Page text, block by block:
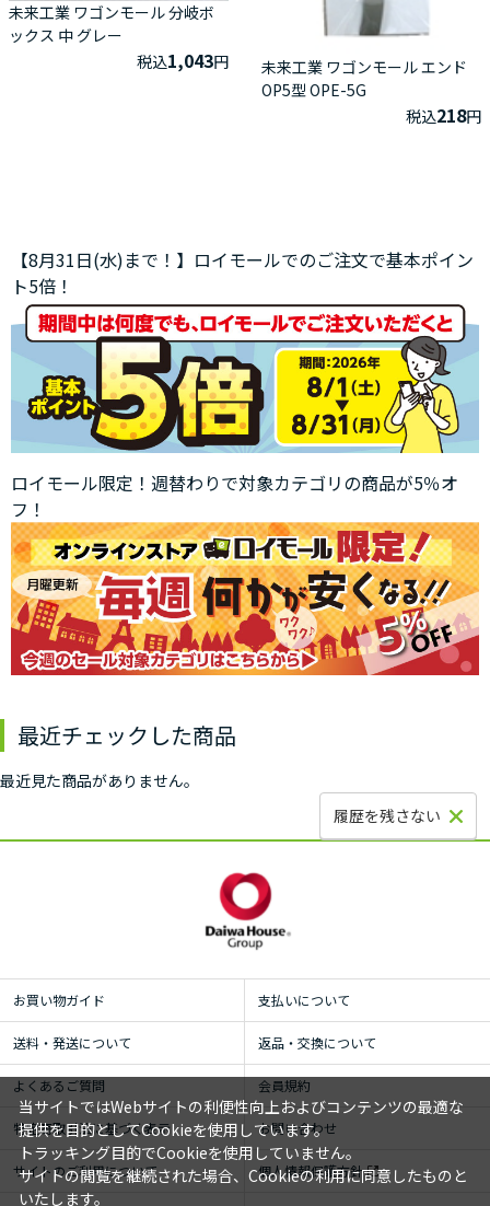
未来工業 ワゴンモール 分岐ボ
ックス 中 グレー
税込1,043円
未来工業 ワゴンモール エンド
OP5型 OPE-5G
税込218円
【8月31日(水)まで！】ロイモールでのご注文で基本ポイン
ト5倍！
ロイモール限定！週替わりで対象カテゴリの商品が5％オ
フ！
最近チェックした商品
最近見た商品がありません。
履歴を残さない
お買い物ガイド 支払いについて
送料・発送について 返品・交換について
よくあるご質問 会員規約
特定商取引法に基づく表示 お問い合わせ
サイトのご利用について 個人情報保護方針
当サイトではWebサイトの利便性向上およびコンテンツの最適な
提供を目的としてCookieを使用しています。
トラッキング目的でCookieを使用していません。
サイトの閲覧を継続された場合、Cookieの利用に同意したものと
いたします。